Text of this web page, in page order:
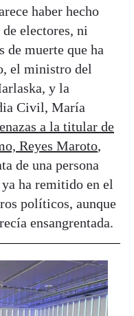
haber hecho
electores, ni
de muerte que ha
el ministro del
y la
Civil, María
a la titular de
Reyes Maroto,
de una persona
ha remitido en el
políticos, aunque
ensangrentada.